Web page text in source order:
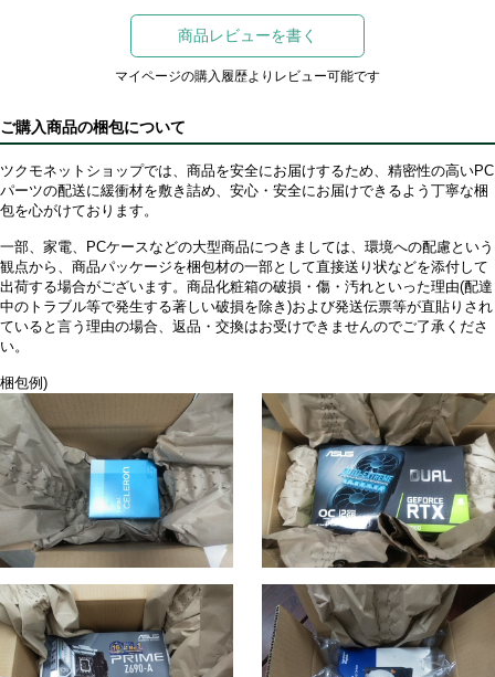
商品レビューを書く
マイページの購入履歴よりレビュー可能です
ご購入商品の梱包について
ツクモネットショップでは、商品を安全にお届けするため、精密性の高いPC
パーツの配送に緩衝材を敷き詰め、安心・安全にお届けできるよう丁寧な梱
包を心がけております。
一部、家電、PCケースなどの大型商品につきましては、環境への配慮という
観点から、商品パッケージを梱包材の一部として直接送り状などを添付して
出荷する場合がございます。商品化粧箱の破損・傷・汚れといった理由(配達
中のトラブル等で発生する著しい破損を除き)および発送伝票等が直貼りされ
ていると言う理由の場合、返品・交換はお受けできませんのでご了承くださ
い。
梱包例)